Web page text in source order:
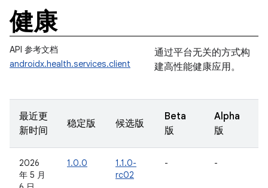
健康
API 参考文档
androidx.health.services.client
通过平台无关的方式构
建高性能健康应用。
最近更
新时间
稳定版 候选版
Beta
版
Alpha
版
2026
年 5 月
1.0.0
1.1.0-
rc02
- -